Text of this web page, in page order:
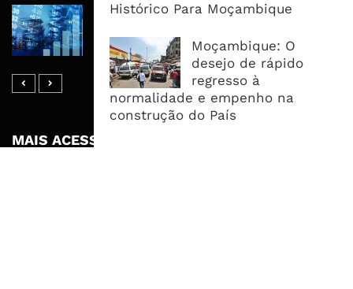
Histórico Para Moçambique
Moçambique: O
desejo de rápido
regresso à
normalidade e empenho na
construção do País
Dívida Pública Sobe Para 75,2% do
Endividamento Interno
MAIS ACESSADOS